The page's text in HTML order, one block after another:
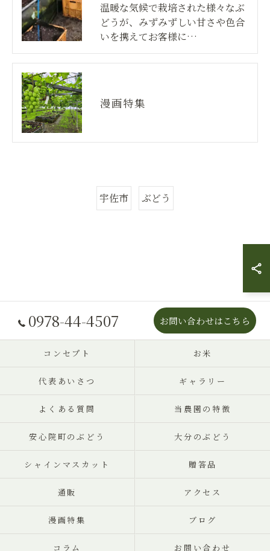
温暖な気候で栽培された様々なぶ
どうが、みずみずしい甘さや色合
いを携えてお客様に…
漫画特集
宇佐市 ぶどう
0978-44-4507 お問い合わせはこちら
コンセプト お米
代表あいさつ ギャラリー
よくある質問 当農園の特徴
安心院町のぶどう 大分のぶどう
シャインマスカット 贈答品
通販 アクセス
漫画特集 ブログ
コラム お問い合わせ